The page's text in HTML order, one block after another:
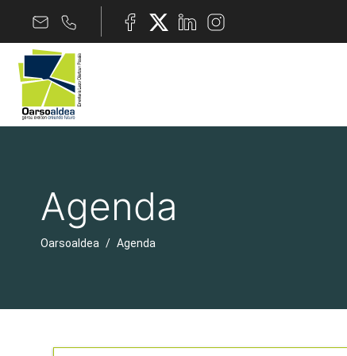
Agenda
Oarsoaldea Agenda